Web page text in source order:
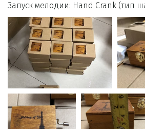
Запуск мелодии: Hand Crank (тип